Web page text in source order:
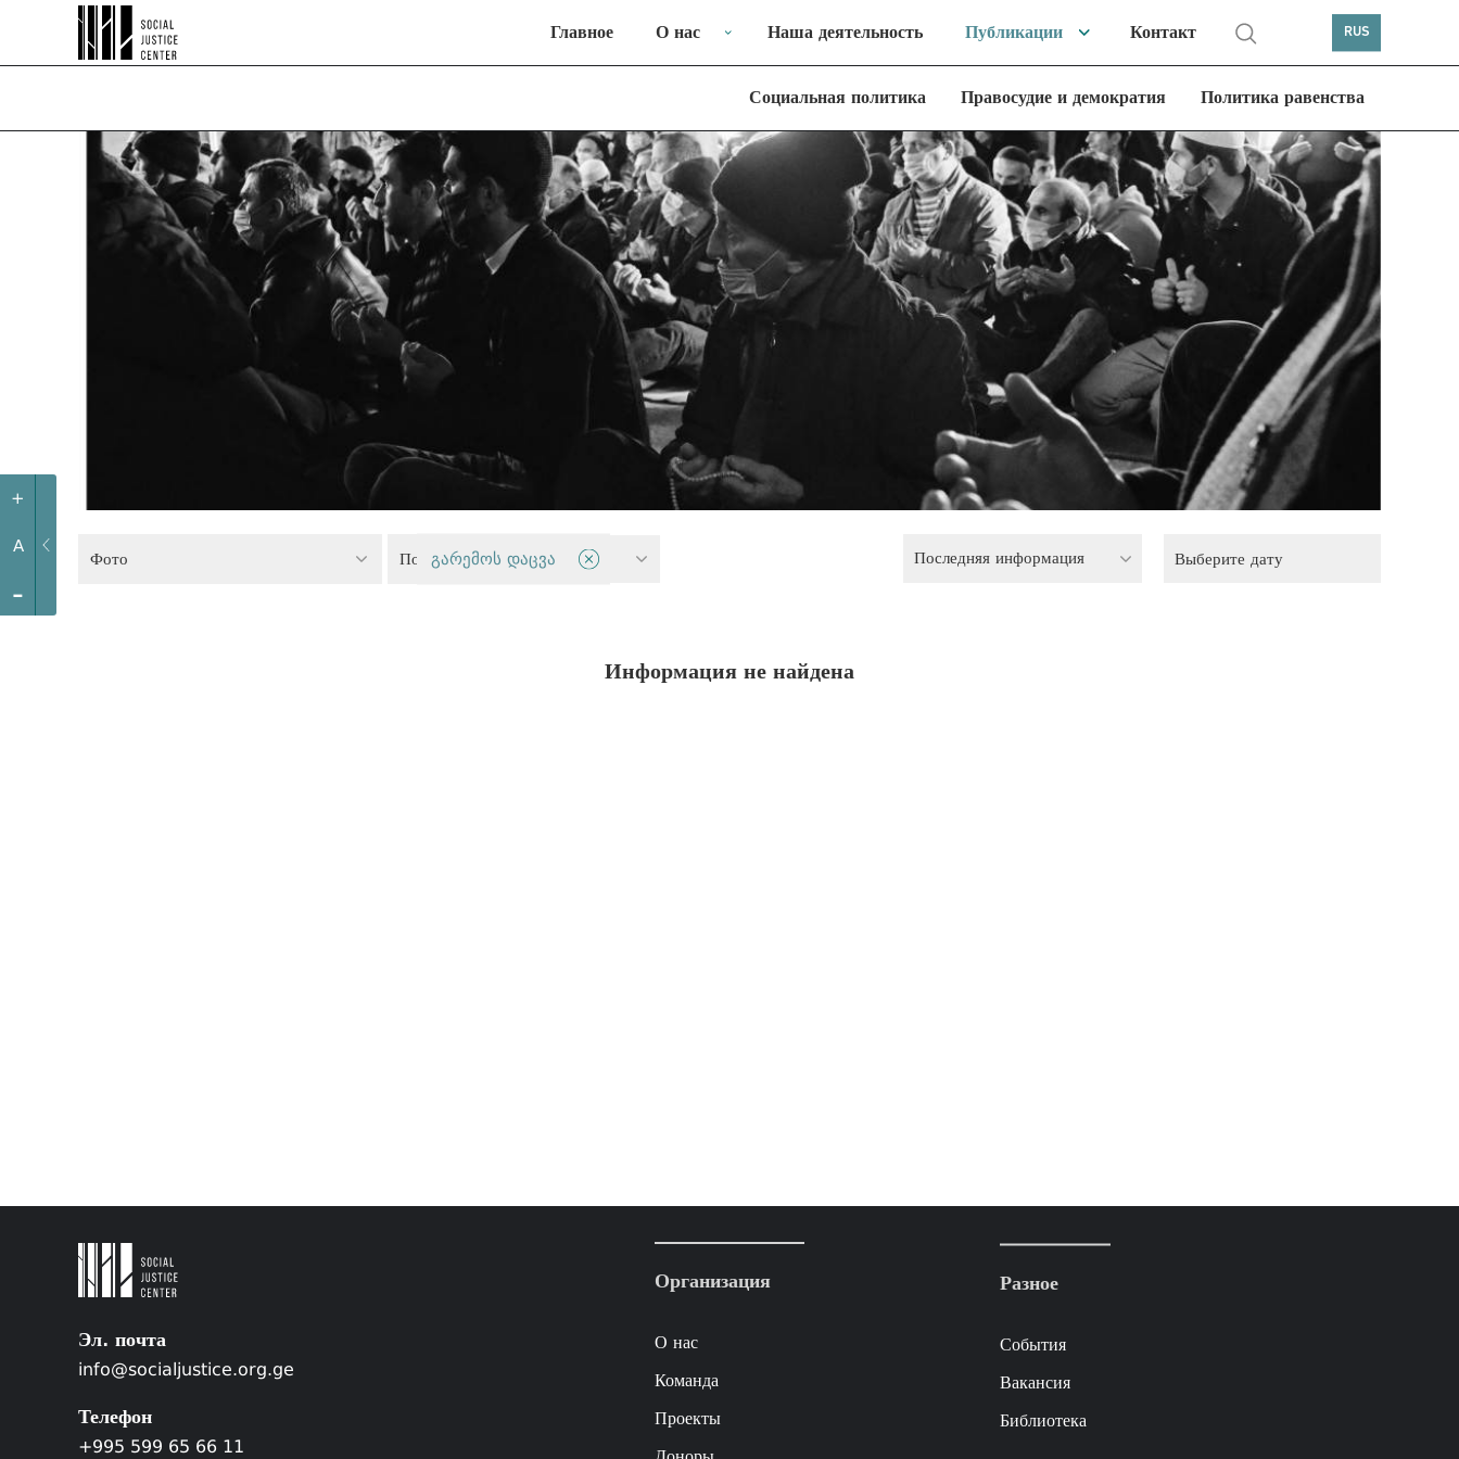
+
A
-
Главное О нас Наша деятельность Публикации Контакт RUS
Социальная политика Правосудие и демократия Политика равенства
Фото Политика равенства
გარემოს დაცვა Последняя информация
Информация не найдена
Эл. почта
info@socialjustice.org.ge
Телефон
+995 599 65 66 11
Организация
О нас
Команда
Проекты
Разное
События
Вакансия
Библиотека